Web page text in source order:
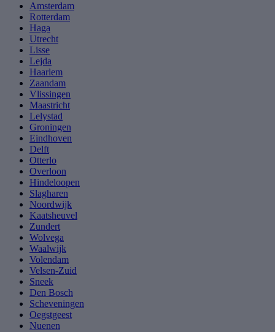
Amsterdam
Rotterdam
Haga
Utrecht
Lisse
Lejda
Haarlem
Zaandam
Vlissingen
Maastricht
Lelystad
Groningen
Eindhoven
Delft
Otterlo
Overloon
Hindeloopen
Slagharen
Noordwijk
Kaatsheuvel
Zundert
Wolvega
Waalwijk
Volendam
Velsen-Zuid
Sneek
Den Bosch
Scheveningen
Oegstgeest
Nuenen